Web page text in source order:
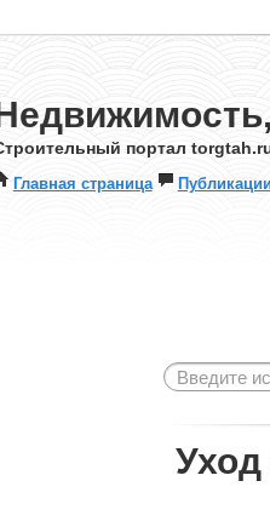
портал
Главная страница
Уход